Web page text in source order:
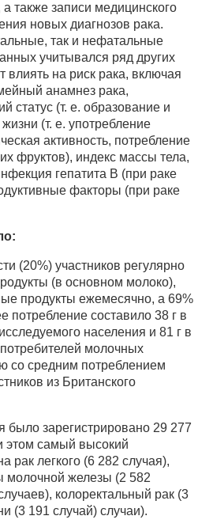
также записи медицинского
новых диагнозов рака.
так и нефатальные
учитывался ряд других
влиять на риск рака, включая
анамнез рака,
статус (т. е. образование и
(т. е. употребление
активность, потребление
фруктов), индекс массы тела,
гепатита В (при раке
факторы (при раке
(20%) участников регулярно
(в основном молоко),
продукты ежемесячно, а 69%
потребление составило 38 г в
населения и 81 г в
молочных
со средним потреблением
из Британского
было зарегистрировано 29 277
этом самый высокий
рак легкого (6 282 случая),
железы (2 582
колоректальный рак (3
(3 191 случай) случаи).